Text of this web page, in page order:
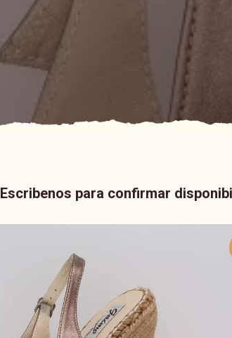
Escribenos para confirmar